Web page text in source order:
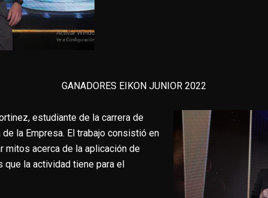
GANADORES EIKON JUNIOR 2022
estudiante de la carrera de
la Empresa. El trabajo consistió en
mitos acerca de la aplicación de
la actividad tiene para el